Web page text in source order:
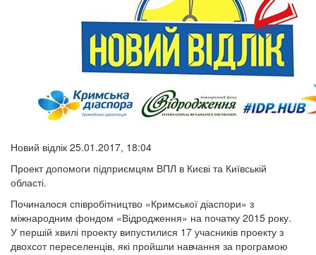
Новий відлік 25.01.2017, 18:04
Проект допомоги підприємцям ВПЛ в Києві та Київській
області.
Починалося співробітництво «Кримської діаспори» з
міжнародним фондом «Відродження» на початку 2015 року.
У першій хвилі проекту випустилися 17 учасників проекту з
двохсот переселенців, які пройшли навчання за програмою